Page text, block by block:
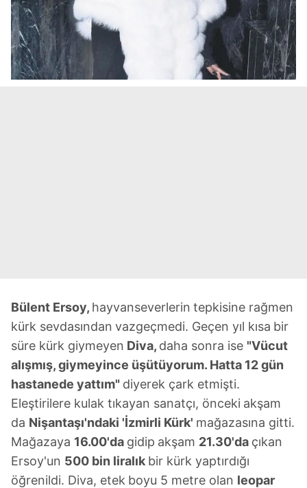
Bülent Ersoy, hayvanseverlerin tepkisine rağmen
kürk sevdasından vazgeçmedi. Geçen yıl kısa bir
süre kürk giymeyen Diva, daha sonra ise "Vücut
alışmış,giymeyince üşütüyorum. Hatta 12 gün
hastanede yattım" diyerek çark etmişti.
Eleştirilere kulak tıkayan sanatçı, önceki akşam
da Nişantaşı'ndaki 'İzmirli Kürk' mağazasına gitti.
Mağazaya 16.00'da gidip akşam 21.30'da çıkan
Ersoy'un 500 bin liralık bir kürk yaptırdığı
öğrenildi. Diva, etek boyu 5 metre olan leopar